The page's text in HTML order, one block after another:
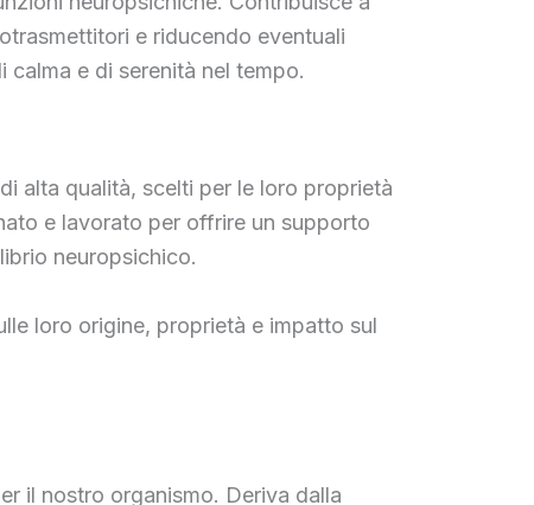
e riducendo eventuali
e di serenità nel tempo.
alta qualità, scelti per le loro proprietà
e lavorato per offrire un supporto
neuropsichico.
loro origine, proprietà e impatto sul
il nostro organismo. Deriva dalla